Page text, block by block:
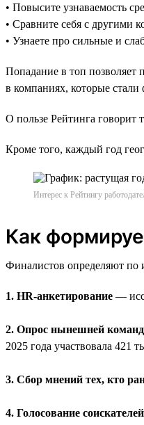
• Повысите узнаваемость
• Сравните себя с другими
• Узнаете про сильные и
Попадание в топ позволяет
в компаниях, которые стали
О пользе Рейтинга говорит
Кроме того, каждый год
Интерес к Рейтингу
Как
Финалистов определяют по
1. HR-анкетирование —
2. Опрос нынешней
2025 года участвовала 421
3. Сбор мнений тех, кто
4. Голосование